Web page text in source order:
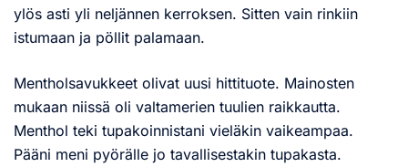
ylös asti yli neljännen kerroksen. Sitten vain rinkiin
istumaan ja pöllit palamaan.
Mentholsavukkeet olivat uusi hittituote. Mainosten
mukaan niissä oli valtamerien tuulien raikkautta.
Menthol teki tupakoinnistani vieläkin vaikeampaa.
Pääni meni pyörälle jo tavallisestakin tupakasta.